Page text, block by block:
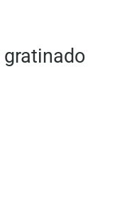
gratinado